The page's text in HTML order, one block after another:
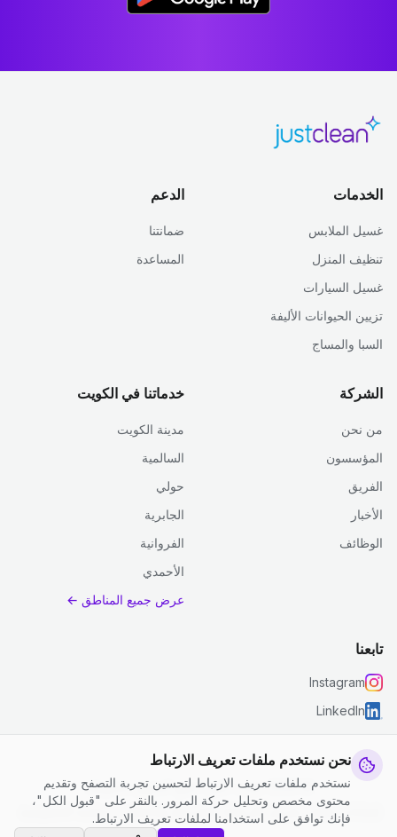
نحن نستخدم ملفات تعريف الارتباط
نستخدم ملفات تعريف الارتباط لتحسين تجربة التصفح وتقديم
محتوى مخصص وتحليل حركة المرور. بالنقر على "قبول الكل"،
فإنك توافق على استخدامنا لملفات تعريف الارتباط.
الخدمات
غسيل الملابس
تنظيف المنزل
غسيل السيارات
تزيين الحيوانات الأليفة
السبا والمساج
الدعم
ضمانتنا
المساعدة
الشركة
من نحن
المؤسسون
الفريق
الأخبار
الوظائف
خدماتنا في الكويت
مدينة الكويت
السالمية
حولي
الجابرية
الفروانية
الأحمدي
عرض جميع المناطق ←
تابعنا
Instagram
LinkedIn
© 2026 جست كلين. جميع الحقوق محفوظة.
سياسة الخصوصية
الشروط والأحكام | إعدادات ملفات تعريف الارتباط